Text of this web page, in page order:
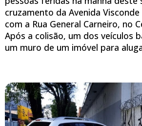
cruzamento da Avenida
com a Rua General Carneiro, no
Após a colisão, um dos veículos
um muro de um imóvel para